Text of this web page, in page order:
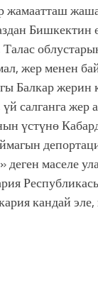
жамаатташ
жер менен
Балкар
салганга
үстүнө
деген маселе
кандай